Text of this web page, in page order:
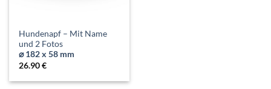
Hundenapf – Mit Name
und 2 Fotos
⌀ 182 x 58 mm
26.90€